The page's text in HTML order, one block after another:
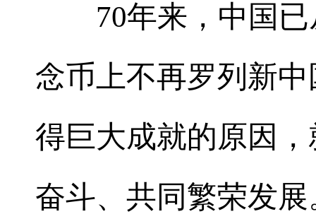
70年来，中国已
念币上不再罗列新
得巨大成就的原因
奋斗、共同繁荣发